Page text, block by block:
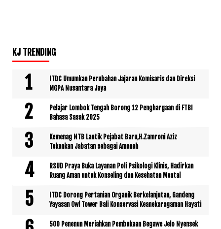
KJ TRENDING
ITDC Umumkan Perubahan Jajaran Komisaris dan Direksi
MGPA Nusantara Jaya
Pelajar Lombok Tengah Borong 12 Penghargaan di FTBI
Bahasa Sasak 2025
Kemenag NTB Lantik Pejabat Baru,H.Zamroni Aziz
Tekankan Jabatan sebagai Amanah
RSUD Praya Buka Layanan Poli Psikologi Klinis, Hadirkan
Ruang Aman untuk Konseling dan Kesehatan Mental
ITDC Dorong Pertanian Organik Berkelanjutan, Gandeng
Yayasan Owl Tower Bali Konservasi Keanekaragaman Hayati
500 Penenun Meriahkan Pembukaan Begawe Jelo Nyensek